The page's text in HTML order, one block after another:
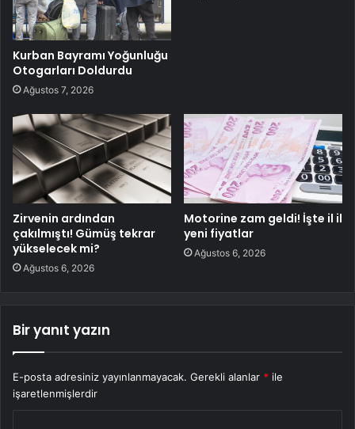
Kurban Bayramı Yoğunluğu
Otogarları Doldurdu
Ağustos 7, 2026
Zirvenin ardından
çakılmıştı! Gümüş tekrar
yükselecek mi?
Ağustos 6, 2026
Motorine zam geldi! İşte il il
yeni fiyatlar
Ağustos 6, 2026
Bir yanıt yazın
E-posta adresiniz yayınlanmayacak. Gerekli alanlar * ile
işaretlenmişlerdir